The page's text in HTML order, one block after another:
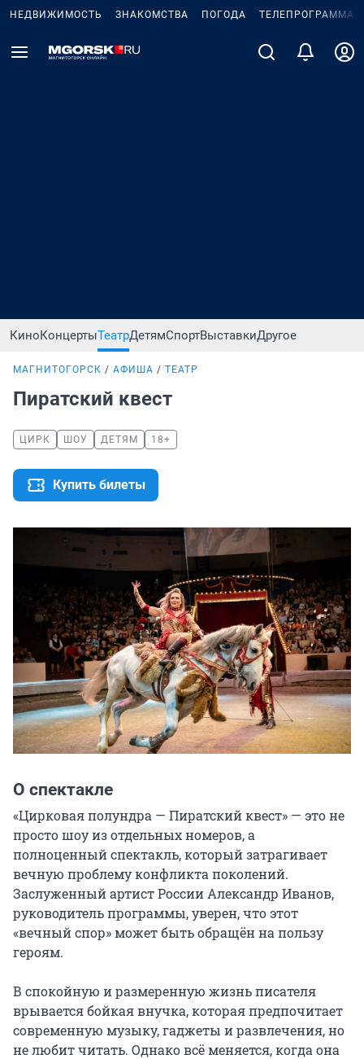
НЕДВИЖИМОСТЬ ЗНАКОМСТВА ПОГОДА ТЕЛЕПРОГРАММА
КиноКонцертыТеатрДетямСпортВыставкиДругое
МАГНИТОГОРСК АФИША ТЕАТР
Пиратский квест
ЦИРК ШОУ ДЕТЯМ 18+
Купить билеты
О спектакле
«Цирковая полундра — Пиратский квест» — это не
просто шоу из отдельных номеров, а
полноценный спектакль, который затрагивает
вечную проблему конфликта поколений.
Заслуженный артист России Александр Иванов,
руководитель программы, уверен, что этот
«вечный спор» может быть обращён на пользу
героям.
В спокойную и размеренную жизнь писателя
врывается бойкая внучка, которая предпочитает
современную музыку, гаджеты и развлечения, но
не любит читать. Однако всё меняется, когда она